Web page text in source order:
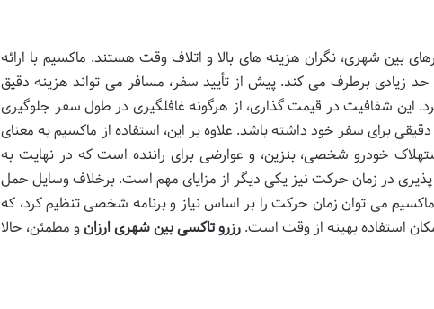
بین شهری، نگران هزینه های بالا و اتلاف وقت هستند. ماکسیم با ارائه
حد زیادی برطرف می کند. پیش از تأیید سفر، مسافر می تواند هزینه دقیق
این شفافیت در قیمت گذاری، از هرگونه غافلگیری در طول سفر جلوگیری
برای سفر خود داشته باشد. علاوه بر این، استفاده از ماکسیم به معنای
خودرو شخصی، بنزین، و عوارضی برای راننده است که در نهایت به
در زمان حرکت نیز یکی دیگر از مزایای مهم است. برخلاف وسایل حمل
می توان زمان حرکت را بر اساس نیاز و برنامه شخصی تنظیم کرد، که
استفاده بهینه از وقت است. رزرو تاکسی بین شهری ارزانو مطمئن، حالا